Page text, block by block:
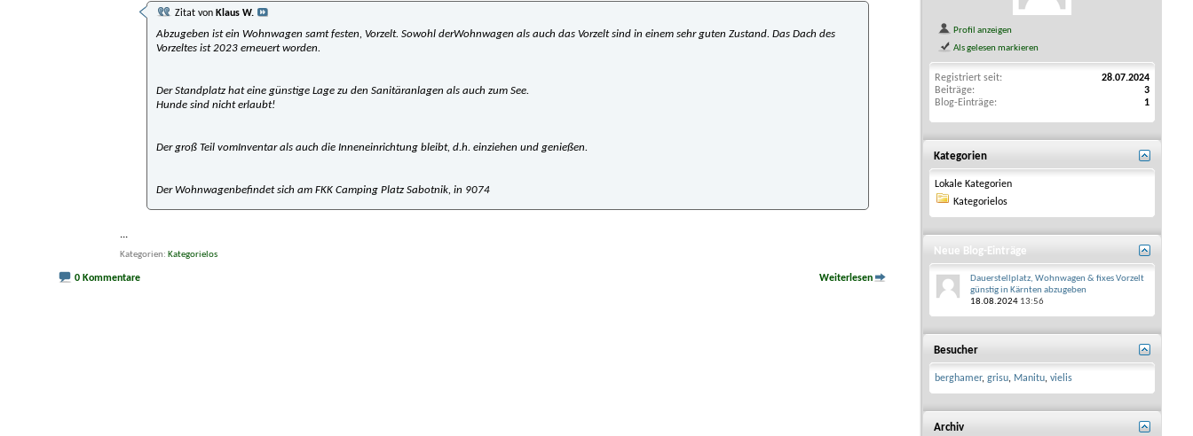
Zitat von Klaus W.
Abzugeben ist ein Wohnwagen samt festen, Vorzelt. Sowohl derWohnwagen als auch das Vorzelt sind in einem sehr guten Zustand. Das Dach des
Vorzeltes ist 2023 erneuert worden.
Der Standplatz hat eine günstige Lage zu den Sanitäranlagen als auch zum See.
Hunde sind nicht erlaubt!
Der groß Teil vomInventar als auch die Inneneinrichtung bleibt, d.h. einziehen und genießen.
Der Wohnwagenbefindet sich am FKK Camping Platz Sabotnik, in 9074
...
Kategorien Kategorielos
0 Kommentare Weiterlesen
Profil anzeigen
Als gelesen markieren
Registriert seit
28.07.2024
Beiträge
3
Blog-Einträge
1
Kategorien
Lokale Kategorien
Kategorielos
Neue Blog-Einträge
Dauerstellplatz, Wohnwagen & fixes Vorzelt
günstig in Kärnten abzugeben
18.08.2024 13:56
Besucher
berghamer, grisu, Manitu, vielis
Archiv